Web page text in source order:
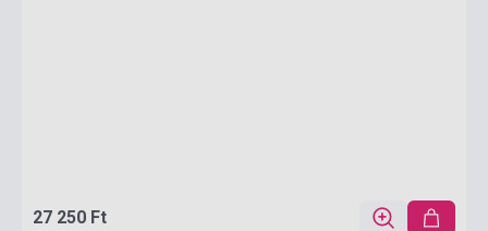
27 250 Ft